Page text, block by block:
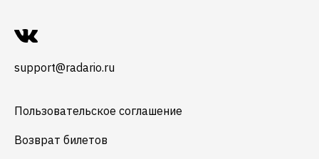
support@radario.ru
Пользовательское соглашение
Возврат билетов